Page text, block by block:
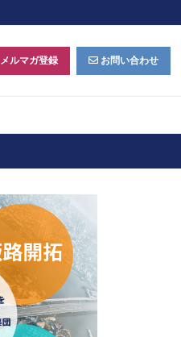
メルマガ登録 お問い合わせ
M&A動向
ベトナム企業買収・出資